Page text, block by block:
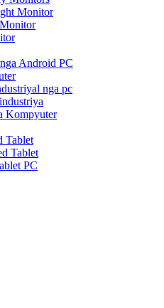
Monitor
Android PC
nga pc
Kompyuter
Tablet
Tablet
PC